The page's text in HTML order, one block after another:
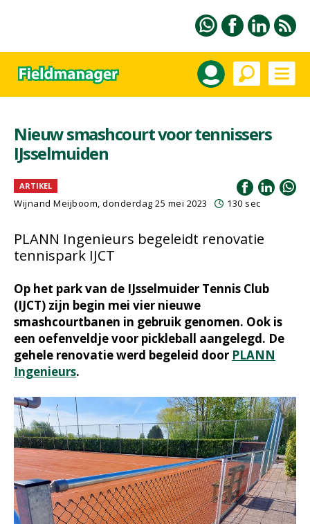
Nieuw smashcourt voor tennissers
IJsselmuiden
ARTIKEL
Wijnand Meijboom, donderdag 25 mei 2023 130 sec
PLANN Ingenieurs begeleidt renovatie
tennispark IJCT
Op het park van de IJsselmuider Tennis Club
(IJCT) zijn begin mei vier nieuwe
smashcourtbanen in gebruik genomen. Ook is
een oefenveldje voor pickleball aangelegd. De
gehele renovatie werd begeleid door PLANN
Ingenieurs.